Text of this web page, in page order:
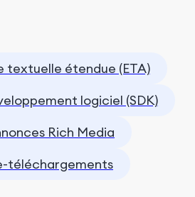
textuelle étendue (ETA)
logiciel (SDK)
Rich Media
téléchargements